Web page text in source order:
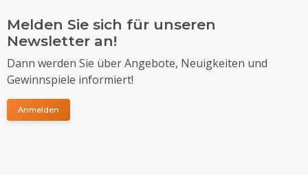
Melden Sie sich für unseren
Newsletter an!
Dann werden Sie über Angebote, Neuigkeiten und
Gewinnspiele informiert!
Anmelden